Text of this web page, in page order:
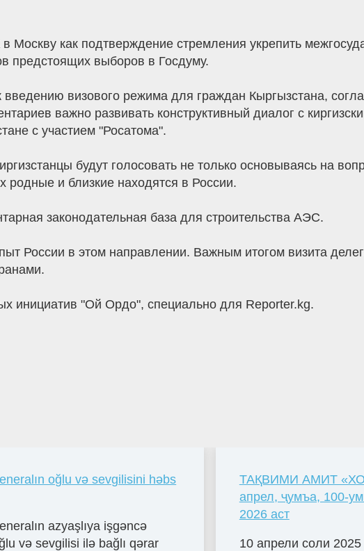
Москву как подтверждение стремления укрепить
предстоящих выборов в Госдуму.
визового режима для граждан Кыргызстана,
важно развивать конструктивный диалог с
с участием "Росатома".
будут голосовать не только основываясь на
родные и близкие находятся в России.
законодательная база для строительства АЭС.
России в этом направлении. Важным итогом визита
инициатив "Ой Ордо", специально для Reporter.kg.
oğlu və sevgilisini həbs
azyaşlıya işgəncə
və sevgilisi ilə bağlı qərar
ТАҚВИМИ АМИТ
апрел, ҷумъа, 100-
2026 аст
10 апрели соли